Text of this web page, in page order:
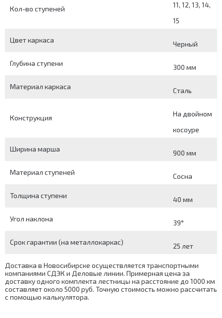
Кол-во ступеней
11, 12, 13, 14,
15
Цвет каркаса Черный
Глубина ступени 300 мм
Материал каркаса Сталь
Конструкция
На двойном
косоуре
Ширина марша 900 мм
Материал ступеней Сосна
Толщина ступени 40 мм
Угол наклона 39°
Срок гарантии (на металлокаркас) 25 лет
Доставка в Новосибирске осуществляется транспортными
компаниями СДЭК и Деловые линии. Примерная цена за
доставку одного комплекта лестницы на расстояние до 1000 км
составляет около 5000 руб. Точную стоимость можно рассчитать
с помощью калькулятора.